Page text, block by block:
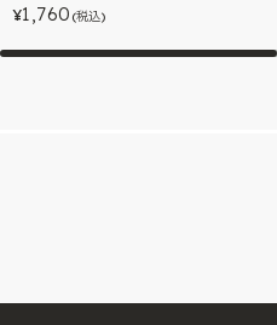
¥1,760 (税込)